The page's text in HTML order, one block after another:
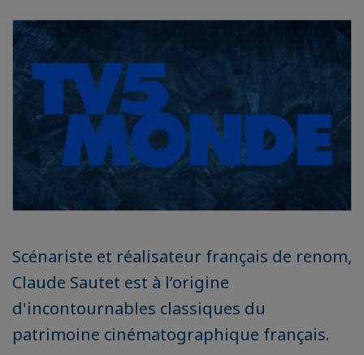
Scénariste et réalisateur français de renom,
Claude Sautet est à l’origine
d'incontournables classiques du
patrimoine cinématographique français.